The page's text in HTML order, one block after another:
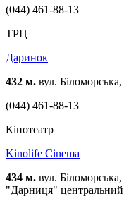
(044) 461-88-13
ТРЦ
Даринок
432 м. вул.
(044) 461-88-13
Кінотеатр
Kinolife Cinema
434 м. вул. Біломорська,
"Дарниця" центральний